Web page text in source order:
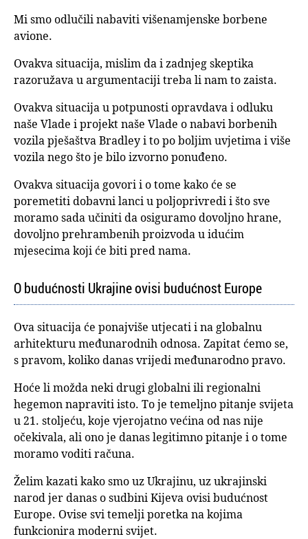
Mi smo odlučili nabaviti višenamjenske borbene
avione.
Ovakva situacija, mislim da i zadnjeg skeptika
razoružava u argumentaciji treba li nam to zaista.
Ovakva situacija u potpunosti opravdava i odluku
naše Vlade i projekt naše Vlade o nabavi borbenih
vozila pješaštva Bradley i to po boljim uvjetima i više
vozila nego što je bilo izvorno ponuđeno.
Ovakva situacija govori i o tome kako će se
poremetiti dobavni lanci u poljoprivredi i što sve
moramo sada učiniti da osiguramo dovoljno hrane,
dovoljno prehrambenih proizvoda u idućim
mjesecima koji će biti pred nama.
O budućnosti Ukrajine ovisi budućnost Europe
Ova situacija će ponajviše utjecati i na globalnu
arhitekturu međunarodnih odnosa. Zapitat ćemo se,
s pravom, koliko danas vrijedi međunarodno pravo.
Hoće li možda neki drugi globalni ili regionalni
hegemon napraviti isto. To je temeljno pitanje svijeta
u 21. stoljeću, koje vjerojatno većina od nas nije
očekivala, ali ono je danas legitimno pitanje i o tome
moramo voditi računa.
Želim kazati kako smo uz Ukrajinu, uz ukrajinski
narod jer danas o sudbini Kijeva ovisi budućnost
Europe. Ovise svi temelji poretka na kojima
funkcionira moderni svijet.